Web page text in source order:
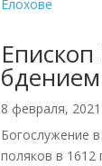
8 февраля, 2021
Богослужение
поляков в 1612